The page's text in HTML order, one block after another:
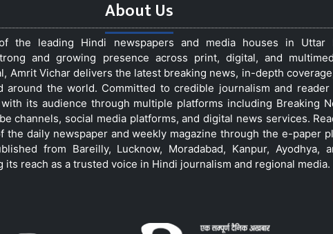
About Us
the leading Hindi newspapers and media houses in Uttar
and growing presence across print, digital, and
Amrit Vichar delivers the latest breaking news, in-depth
around the world. Committed to credible journalism and reader
its audience through multiple platforms including Breaking
channels, social media platforms, and digital news services.
the daily newspaper and weekly magazine through the e-paper
from Bareilly, Lucknow, Moradabad, Kanpur, Ayodhya,
its reach as a trusted voice in Hindi journalism and regional media.